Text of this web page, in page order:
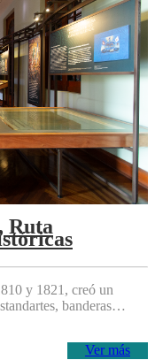
Ruta
y 1821, creó un
banderas…
Ver más